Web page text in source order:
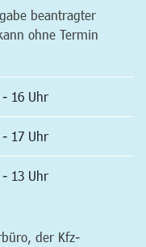
beantragter
ohne Termin
- 16 Uhr
- 17 Uhr
- 13 Uhr
der Kfz-